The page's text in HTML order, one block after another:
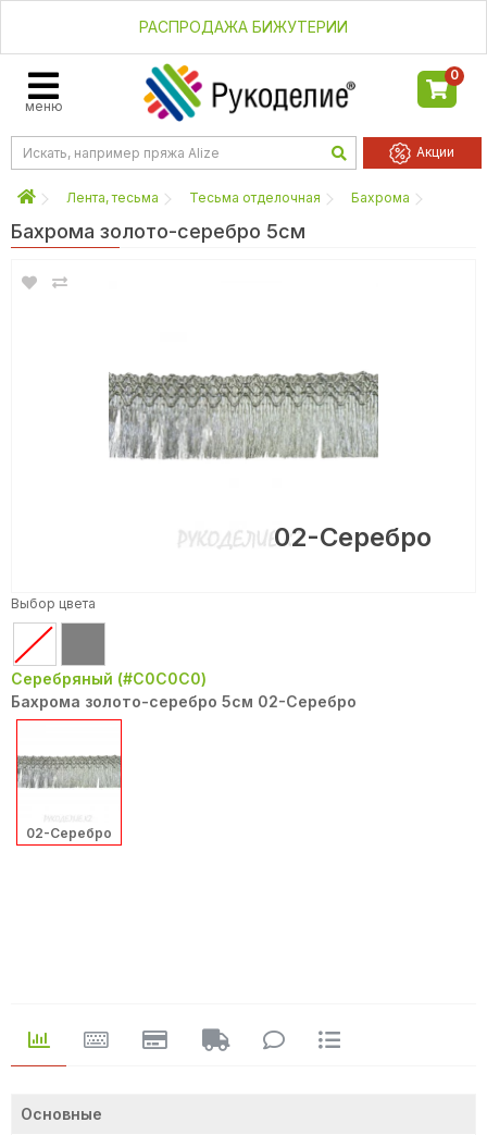
РАСПРОДАЖА БИЖУТЕРИИ
меню
0
Акции
Лента, тесьма Тесьма отделочная Бахрома
Бахрома золото-серебро 5см
02-Серебро
Основные
Выбор цвета
Серебряный (#C0C0C0)
Бахрома золото-серебро 5см 02-Серебро
02-Серебро